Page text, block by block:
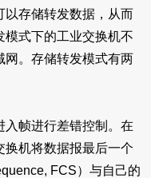
以存储转发数据，从而
式下的工业交换机不
网。存储转发模式有两
帧进行差错控制。在
机将数据报最后一个
FCS）与自己的